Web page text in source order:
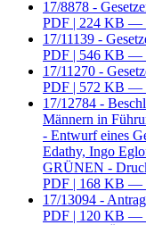
17/8878 -
PDF | 224 KB —
17/11139 -
PDF | 546 KB —
17/11270 -
PDF | 572 KB —
17/12784 -
Männern in
- Entwurf eines
Edathy, Ingo
GRÜNEN -
PDF | 168 KB —
17/13094 -
PDF | 120 KB —